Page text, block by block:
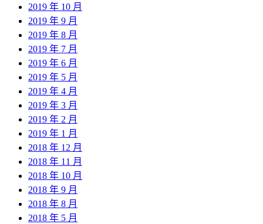
2019 年 10 月
2019 年 9 月
2019 年 8 月
2019 年 7 月
2019 年 6 月
2019 年 5 月
2019 年 4 月
2019 年 3 月
2019 年 2 月
2019 年 1 月
2018 年 12 月
2018 年 11 月
2018 年 10 月
2018 年 9 月
2018 年 8 月
2018 年 5 月